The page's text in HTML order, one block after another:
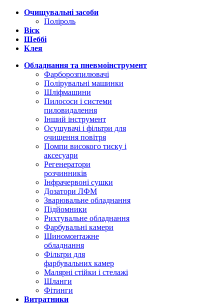
Очищувальні засоби
Поліроль
Віск
Шеббі
Клея
Обладнання та пневмоінструмент
Фарборозпилювачі
Полірувальні машинки
Шліфмашини
Пилососи і системи
пиловидалення
Інший інструмент
Осушувачі і фільтри для
очищення повітря
Помпи високого тиску і
аксесуари
Регенератори
розчинників
Інфрачервоні сушки
Дозатори ЛФМ
Зварювальне обладнання
Підйомники
Рихтувальне обладнання
Фарбувальні камери
Шиномонтажне
обладнання
Фільтри для
фарбувальних камер
Малярні стійки і стелажі
Шланги
Фітинги
Витратники